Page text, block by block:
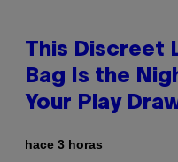
This Discreet
Bag Is the
Your Play
hace 3 horas